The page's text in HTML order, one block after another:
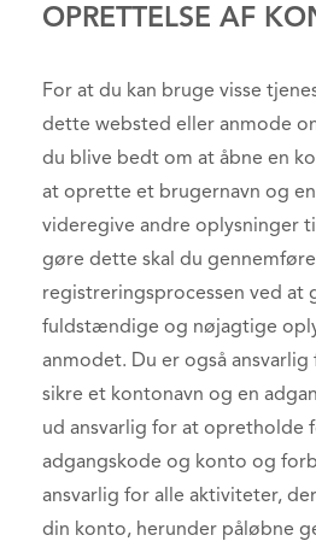
OPRETTELSE AF
For at du kan bruge visse
dette websted eller anmode
du blive bedt om at åbne en
at oprette et brugernavn og
videregive andre oplysninger
gøre dette skal du gennemføre
registreringsprocessen ved at
fuldstændige og nøjagtige
anmodet. Du er også
sikre et kontonavn og en
ud ansvarlig for at opretholde
adgangskode og konto og
ansvarlig for alle aktiviteter,
din konto, herunder påløbne